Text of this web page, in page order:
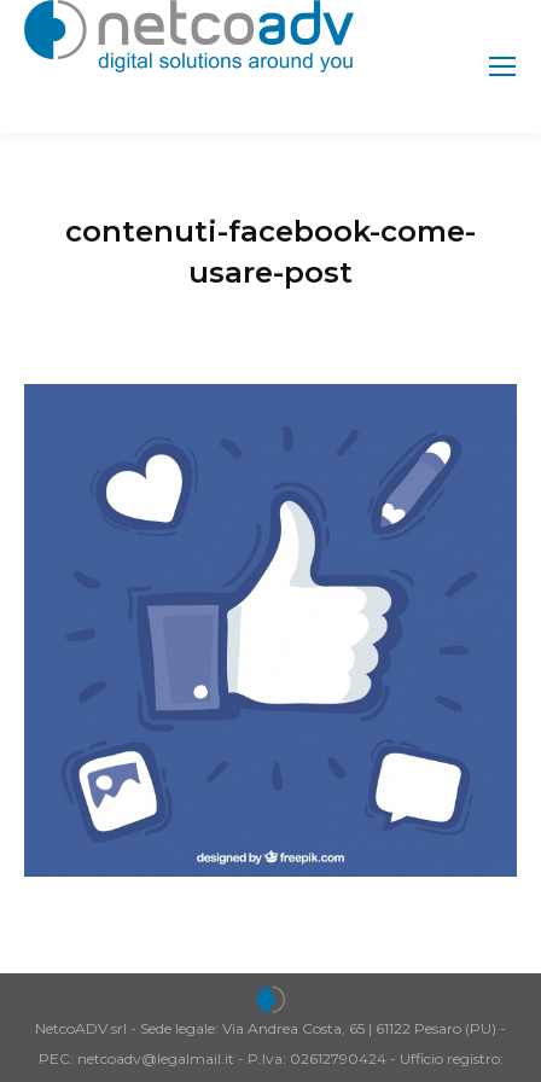
contenuti-facebook-come-
usare-post
NetcoADV srl - Sede legale: Via Andrea Costa, 65 | 61122 Pesaro (PU) -
PEC: netcoadv@legalmail.it - P.Iva: 02612790424 - Ufficio registro: